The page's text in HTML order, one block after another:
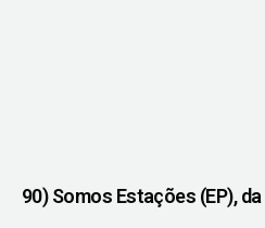
90) Somos Estações (EP),